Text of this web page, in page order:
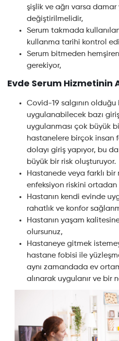
şişlik ve ağrı varsa damar
değiştirilmelidir,
Serum takmada kullanılan
kullanma tarihi kontrol
Serum bitmeden
gerekiyor,
Evde Serum Hizmetinin
Covid-19 salgının
uygulanabilecek bazı
uygulanması çok büyük
hastanelere birçok insan
dolayı giriş yapıyor, bu
büyük bir risk oluşturuyor.
Hastanede veya farklı
enfeksiyon riskini ortadan
Hastanın kendi evinde
rahatlık ve konfor
Hastanın yaşam
olursunuz,
Hastaneye gitmek
hastane fobisi ile
aynı zamandada ev
alınarak uygulanır ve bir